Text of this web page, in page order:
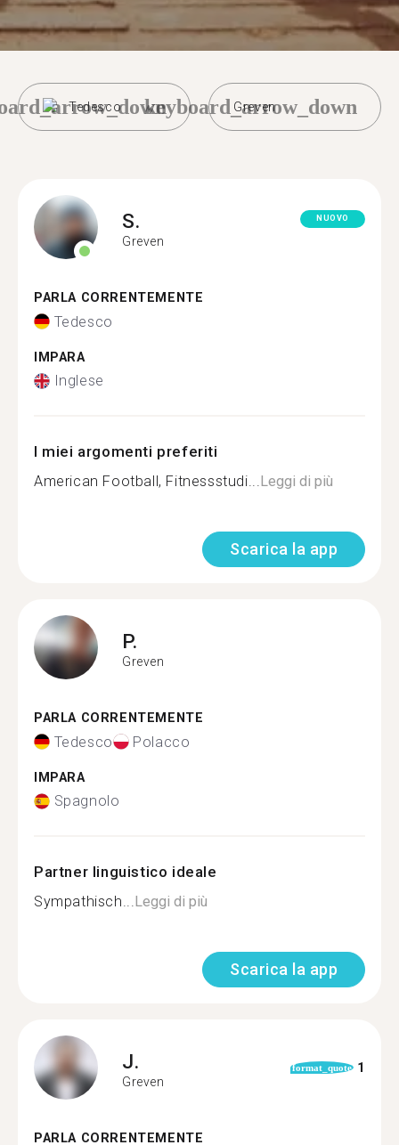
Tedesco Greven
keyboard_arrow_down
S.
Greven
NUOVO
PARLA CORRENTEMENTE
Tedesco
IMPARA
Inglese
I miei argomenti preferiti
American Football, Fitnessstudi...Leggi di più
Scarica la app
P.
Greven
PARLA CORRENTEMENTE
Tedesco Polacco
IMPARA
Spagnolo
Partner linguistico ideale
Sympathisch...Leggi di più
Scarica la app
J.
Greven
format_quote 1
PARLA CORRENTEMENTE